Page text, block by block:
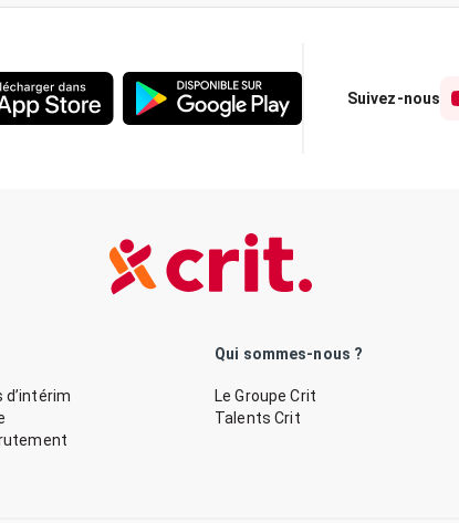
Suivez-nous
Qui sommes-nous ?
Le Groupe Crit
Talents Crit